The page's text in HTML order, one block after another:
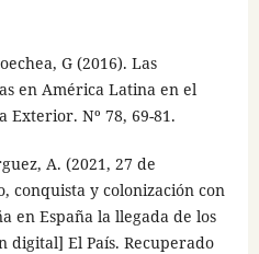
G (2016). Las
en América Latina en el
Exterior. Nº 78, 69-81.
A. (2021, 27 de
conquista y colonización con
en España la llegada de los
digital] El País. Recuperado